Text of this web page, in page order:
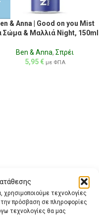
χρησιμοποιούμε τεχνολογίες
πρόσβαση σε πληροφορίες
τεχνολογίες θα μας
& Anna | Good on you Mist
Σώμα & Μαλλιά Night, 150ml
Ben & Anna, Σπρέι
5,95€ με ΦΠΑ